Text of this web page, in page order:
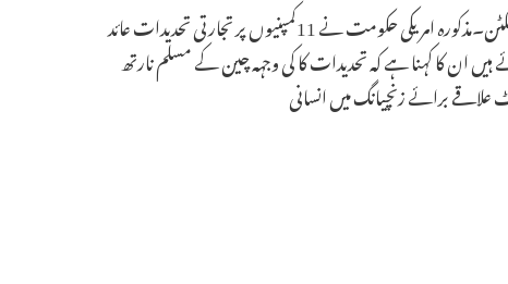
واشنگٹن۔مذکورہ امریکی حکومت نے 11کمپنیوں پر تجارتی تحدیدات عائد
ہیں ان کا کہنا ہے کہ تحدیدات کا کی وجہہ چین کے مسلم نارتھ
برائے زنچیانگ میں انسانی